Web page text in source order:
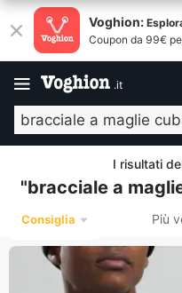
Voghion:
Coupon da 99€
.it
I risultati
"bracciale a
Consiglia Più